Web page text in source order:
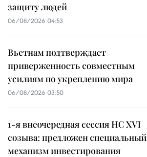
защиту людей
06/08/2026 04:53
Вьетнам подтверждает
приверженность совместным
усилиям по укреплению мира
06/08/2026 03:50
1-я внеочередная сессия НС XVI
созыва: предложен специальный
механизм инвестирования